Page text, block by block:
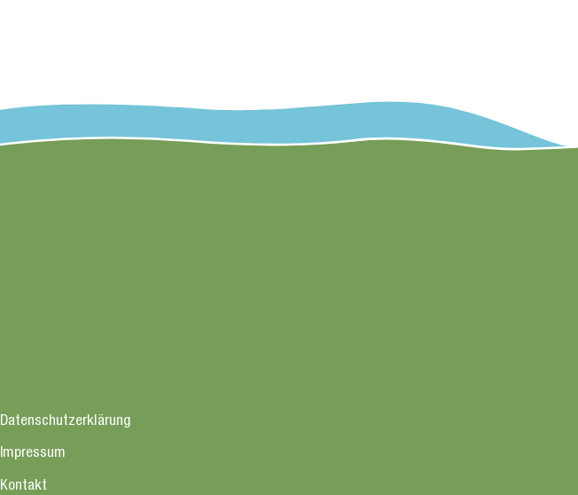
Datenschutzerklärung
Impressum
Kontakt